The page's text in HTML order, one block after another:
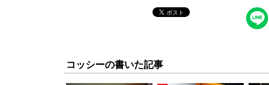
コッシーの書いた記事